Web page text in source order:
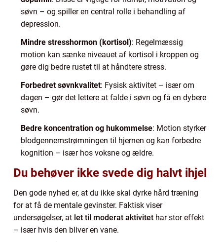
søvn – og spiller en central rolle i behandling af
depression.
Mindre stresshormon (kortisol): Regelmæssig
motion kan sænke niveauet af kortisol i kroppen og
gøre dig bedre rustet til at håndtere stress.
Forbedret søvnkvalitet: Fysisk aktivitet – især om
dagen – gør det lettere at falde i søvn og få en dybere
søvn.
Bedre koncentration og hukommelse: Motion styrker
blodgennemstrømningen til hjernen og kan forbedre
kognition – især hos voksne og ældre.
Du behøver ikke svede dig halvt ihjel
Den gode nyhed er, at du ikke skal dyrke hård træning
for at få de mentale gevinster. Faktisk viser
undersøgelser, at let til moderat aktivitet har stor effekt
– især hvis den bliver en vane.